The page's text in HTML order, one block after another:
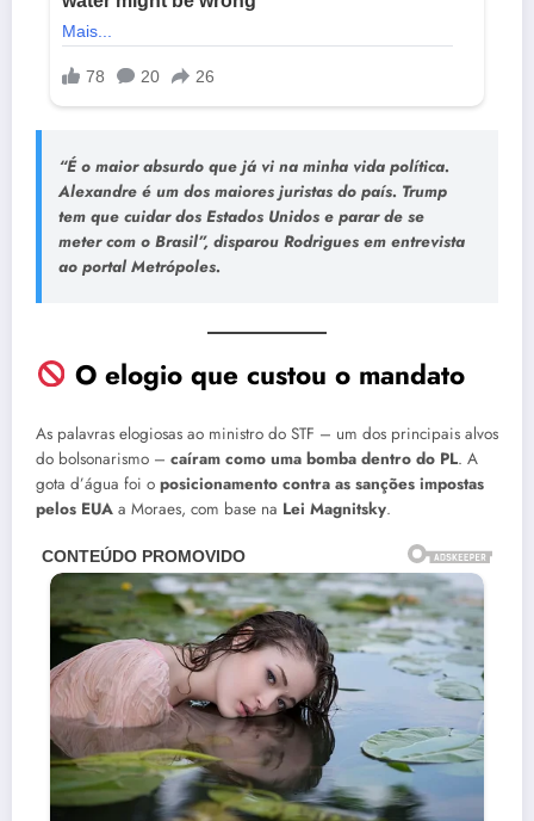
“É o maior absurdo que já vi na minha vida política.
Alexandre é um dos maiores juristas do país. Trump
tem que cuidar dos Estados Unidos e parar de se
meter com o Brasil”, disparou Rodrigues em entrevista
ao portal Metrópoles.
O elogio que custou o mandato
As palavras elogiosas ao ministro do STF – um dos principais alvos
do bolsonarismo – caíram como uma bomba dentro do PL. A
gota d’água foi o posicionamento contra as sanções impostas
pelos EUA a Moraes, com base na Lei Magnitsky.